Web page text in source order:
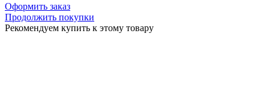
Оформить заказ
Продолжить покупки
Рекомендуем купить к этому товару